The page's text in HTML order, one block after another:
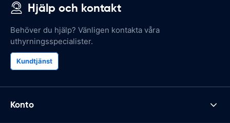
Hjälp och kontakt
Behöver du hjälp? Vänligen kontakta våra
uthyrningsspecialister.
Kundtjänst
Konto